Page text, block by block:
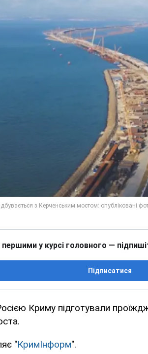
у курсі головного —
Підписатися
Криму підготували
"КримІнформ".